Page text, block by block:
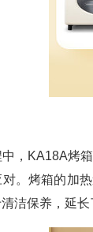
，KA18A烤
。烤箱的加
洁保养，延长